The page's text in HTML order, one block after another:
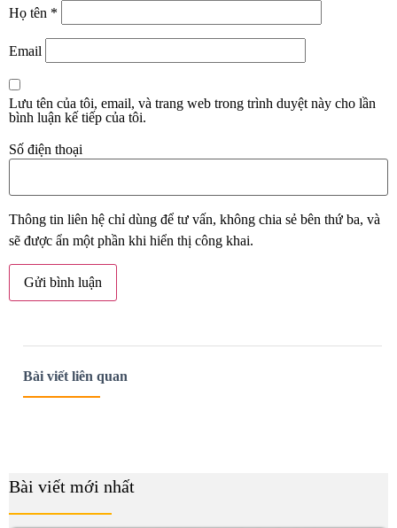
Họ tên *
Email
Lưu tên của tôi, email, và trang web trong trình duyệt này cho lần
bình luận kế tiếp của tôi.
Số điện thoại
Thông tin liên hệ chỉ dùng để tư vấn, không chia sẻ bên thứ ba, và
sẽ được ẩn một phần khi hiển thị công khai.
Bài viết liên quan
Bài viết mới nhất